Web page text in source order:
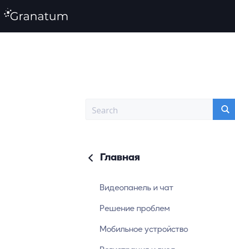
Главная
Видеопанель и чат
Решение проблем
Мобильное устройство